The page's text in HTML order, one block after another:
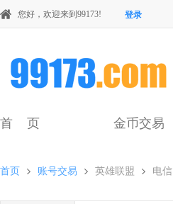
您好，欢迎来到99173! 登录
首 页 金币交易
首页 账号交易 英雄联盟 电信